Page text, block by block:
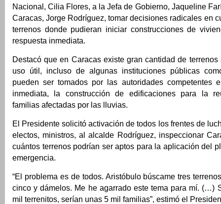
Nacional, Cilia Flores, a la Jefa de Gobierno, Jaqueline
Caracas, Jorge Rodríguez, tomar decisiones radicales en
terrenos donde pudieran iniciar construcciones de
respuesta inmediata.
Destacó que en Caracas existe gran cantidad de terrenos
uso útil, incluso de algunas instituciones públicas
pueden ser tomados por las autoridades competentes
inmediata, la construcción de edificaciones para la
familias afectadas por las lluvias.
El Presidente solicitó activación de todos los frentes de
electos, ministros, al alcalde Rodríguez, inspeccionar
cuántos terrenos podrían ser aptos para la aplicación del
emergencia.
“El problema es de todos. Aristóbulo búscame tres
cinco y dámelos. Me he agarrado este tema para mí. (…)
mil terrenitos, serían unas 5 mil familias”, estimó el